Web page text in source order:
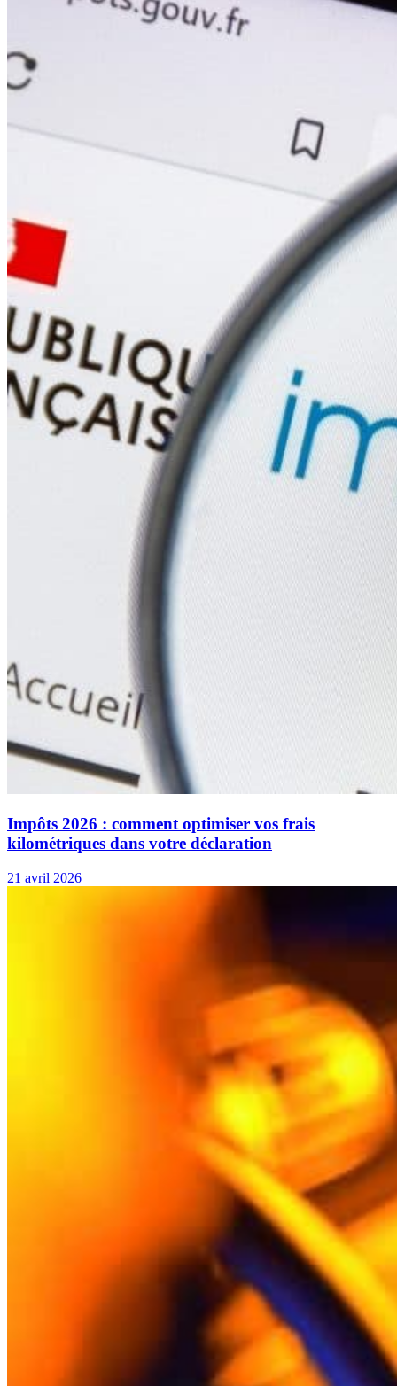
Impôts 2026 : comment optimiser vos frais
kilométriques dans votre déclaration
21 avril 2026